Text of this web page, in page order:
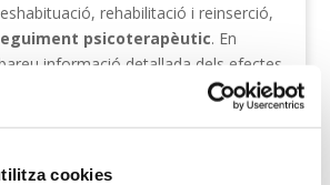
cookies
rehabilitació i reinserció,
psicoterapèutic. En
informació detallada dels efectes
riscos derivats del consum i les
i mentals. També trobareu